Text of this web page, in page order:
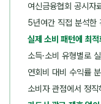
여신금융협회 공시자
5년여간 직접 분석한
실제 소비 패턴에 최
소득·소비 유형별로
연회비 대비 수익률
소비자 관점에서 정